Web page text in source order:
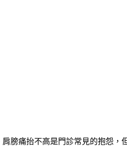
膀痛抬不高是門診常見的抱怨，